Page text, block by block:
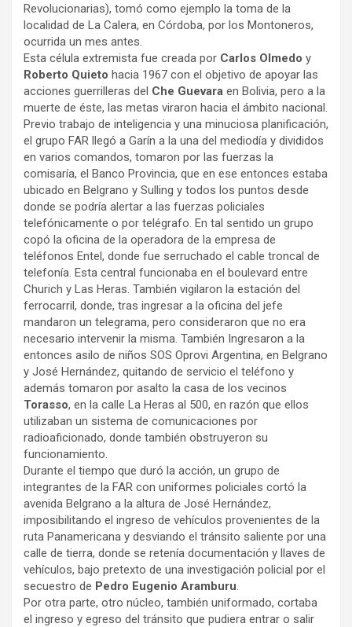
Revolucionarias), tomó como ejemplo la toma de la
localidad de La Calera, en Córdoba, por los Montoneros,
ocurrida un mes antes.
Esta célula extremista fue creada por Carlos Olmedo y
Roberto Quieto hacia 1967 con el objetivo de apoyar las
acciones guerrilleras del Che Guevara en Bolivia, pero a la
muerte de éste, las metas viraron hacia el ámbito nacional.
Previo trabajo de inteligencia y una minuciosa planificación,
el grupo FAR llegó a Garín a la una del mediodía y divididos
en varios comandos, tomaron por las fuerzas la
comisaría, el Banco Provincia, que en ese entonces estaba
ubicado en Belgrano y Sulling y todos los puntos desde
donde se podría alertar a las fuerzas policiales
telefónicamente o por telégrafo. En tal sentido un grupo
copó la oficina de la operadora de la empresa de
teléfonos Entel, donde fue serruchado el cable troncal de
telefonía. Esta central funcionaba en el boulevard entre
Churich y Las Heras. También vigilaron la estación del
ferrocarril, donde, tras ingresar a la oficina del jefe
mandaron un telegrama, pero consideraron que no era
necesario intervenir la misma. También Ingresaron a la
entonces asilo de niños SOS Oprovi Argentina, en Belgrano
y José Hernández, quitando de servicio el teléfono y
además tomaron por asalto la casa de los vecinos
Torasso, en la calle La Heras al 500, en razón que ellos
utilizaban un sistema de comunicaciones por
radioaficionado, donde también obstruyeron su
funcionamiento.
Durante el tiempo que duró la acción, un grupo de
integrantes de la FAR con uniformes policiales cortó la
avenida Belgrano a la altura de José Hernández,
imposibilitando el ingreso de vehículos provenientes de la
ruta Panamericana y desviando el tránsito saliente por una
calle de tierra, donde se retenía documentación y llaves de
vehículos, bajo pretexto de una investigación policial por el
secuestro de Pedro Eugenio Aramburu.
Por otra parte, otro núcleo, también uniformado, cortaba
el ingreso y egreso del tránsito que pudiera entrar o salir